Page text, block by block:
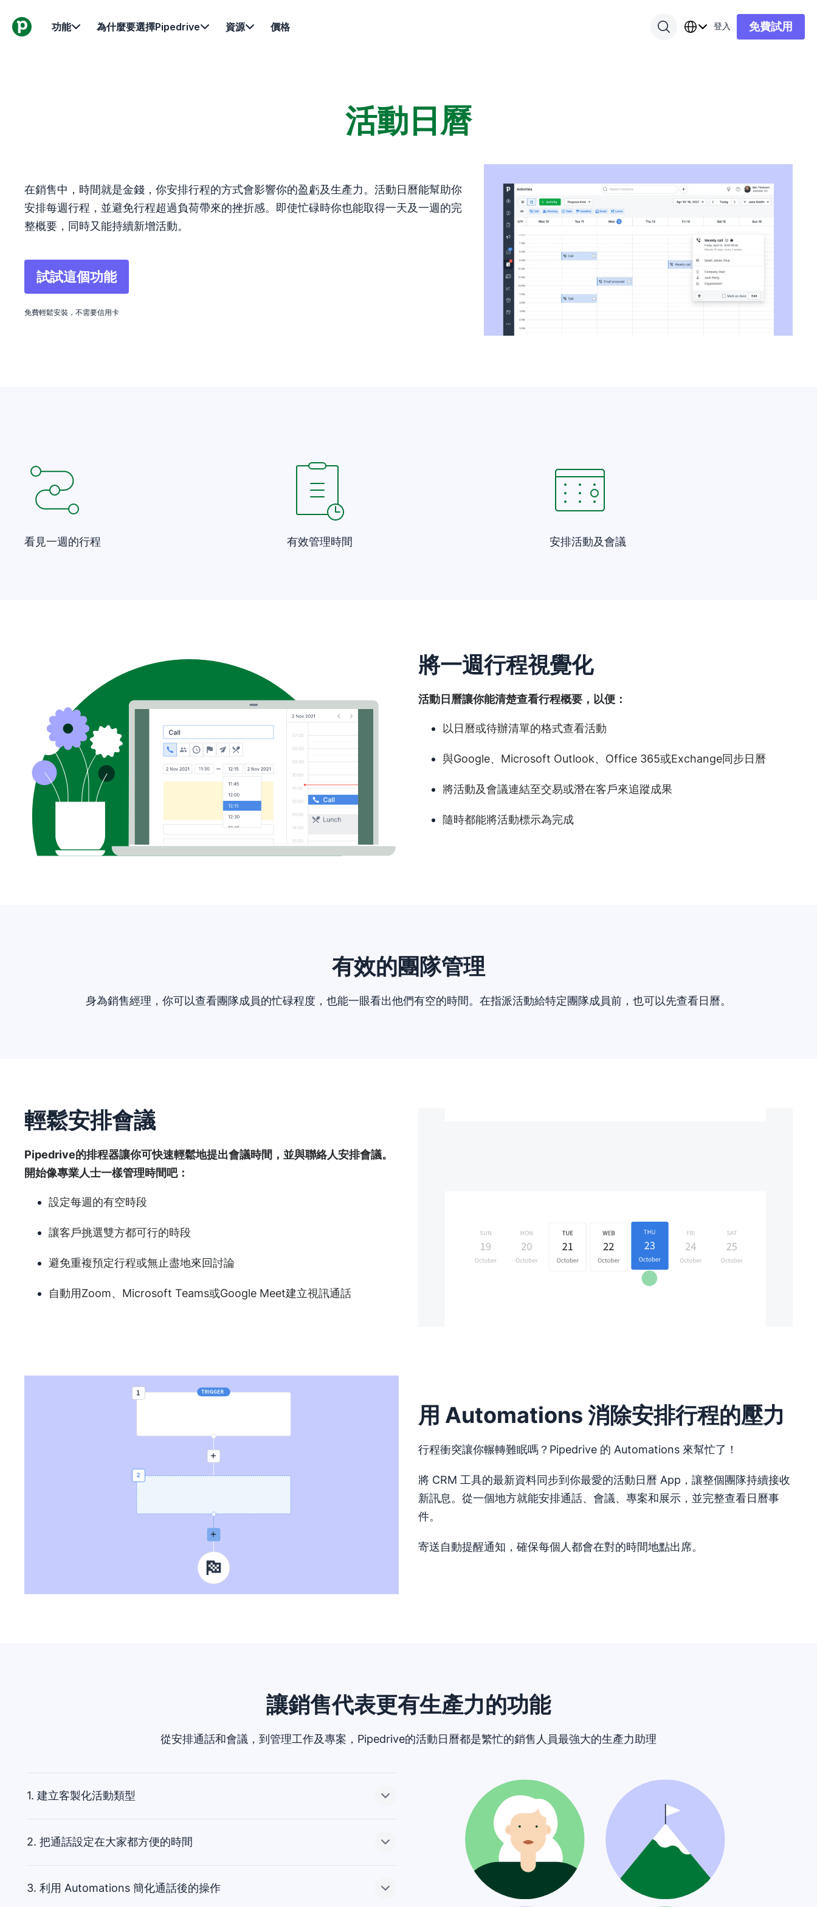
功能 為什麼要選擇Pipedrive 資源 價格 登入 免費試用
活動日曆
在銷售中，時間就是金錢，你安排行程的方式會影響你的盈虧及生產力。活動日曆能幫助你
安排每週行程，並避免行程超過負荷帶來的挫折感。即使忙碌時你也能取得一天及一週的完
整概要，同時又能持續新增活動。
試試這個功能
在新視窗開啟
免費輕鬆安裝，不需要信用卡
看見一週的行程 有效管理時間 安排活動及會議
將一週行程視覺化
活動日曆讓你能清楚查看行程概要，以便：
以日曆或待辦清單的格式查看活動
與Google、Microsoft Outlook、Office 365或Exchange同步日曆
將活動及會議連結至交易或潛在客戶來追蹤成果
隨時都能將活動標示為完成
有效的團隊管理
身為銷售經理，你可以查看團隊成員的忙碌程度，也能一眼看出他們有空的時間。在指派活動給特定團隊成員前，也可以先查看日曆。
輕鬆安排會議
Pipedrive的排程器讓你可快速輕鬆地提出會議時間，並與聯絡人安排會議。
開始像專業人士一樣管理時間吧：
設定每週的有空時段
讓客戶挑選雙方都可行的時段
避免重複預定行程或無止盡地來回討論
自動用Zoom、Microsoft Teams或Google Meet建立視訊通話
用 Automations 消除安排行程的壓力
行程衝突讓你輾轉難眠嗎？Pipedrive 的 Automations 來幫忙了！
將 CRM 工具的最新資料同步到你最愛的活動日曆 App，讓整個團隊持續接收
新訊息。從一個地方就能安排通話、會議、專案和展示，並完整查看日曆事
件。
寄送自動提醒通知，確保每個人都會在對的時間地點出席。
讓銷售代表更有生產力的功能
從安排通話和會議，到管理工作及專案，Pipedrive的活動日曆都是繁忙的銷售人員最強大的生產力助理
1. 建立客製化活動類型
你也可以依據事業需求設定客製化活動，再用Pipedrive的同步功能從Google、Outlook或
2. 把通話設定在大家都方便的時間
3. 利用 Automations 簡化通話後的操作